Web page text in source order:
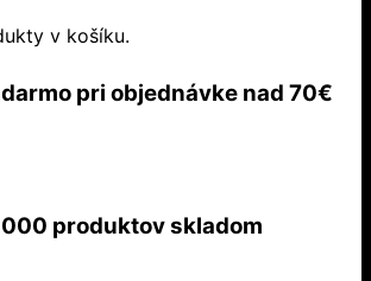
v košíku.
pri objednávke nad 70€
produktov skladom